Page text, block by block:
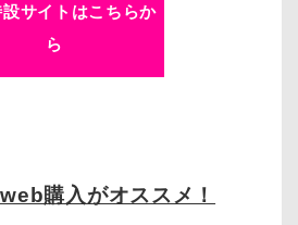
サイトはこちらか
ら
購入がオススメ！